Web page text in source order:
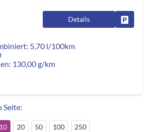
Details
5,70 l/100km
130,00 g/km
Seite:
10 20 50 100 250